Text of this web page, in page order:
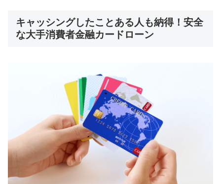
キャッシングしたことある人も納得！安全
な大手消費者金融カードローン